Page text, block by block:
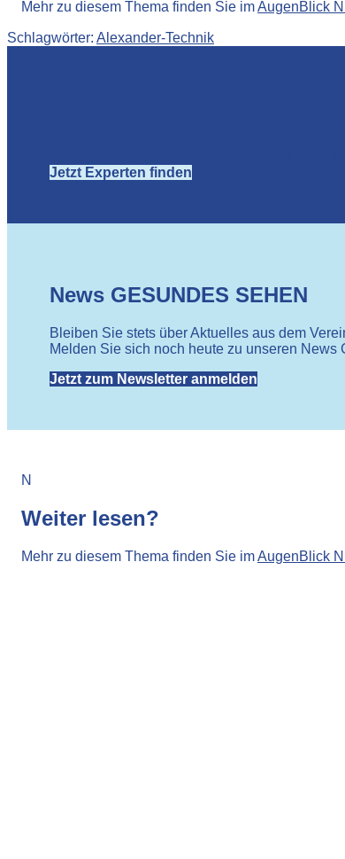
Mehr zu diesem Thema finden Sie imAugenBlick
Schlagwörter: Alexander-Technik
Jetzt Experten finden
News GESUNDES SEHEN
Bleiben Sie stets über Aktuelles aus dem
Melden Sie sich noch heute zu unseren News
Jetzt zum Newsletter anmelden
N
Weiter lesen?
Mehr zu diesem Thema finden Sie imAugenBlick